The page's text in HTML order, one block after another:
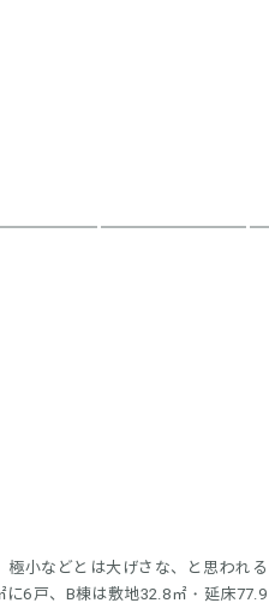
小などとは大げさな、と思われる
6戸、B棟は敷地32.8㎡・延床77.9